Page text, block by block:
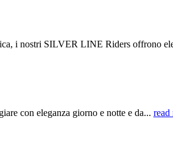
i nostri SILVER LINE Riders offrono
con eleganza giorno e notte e da... read